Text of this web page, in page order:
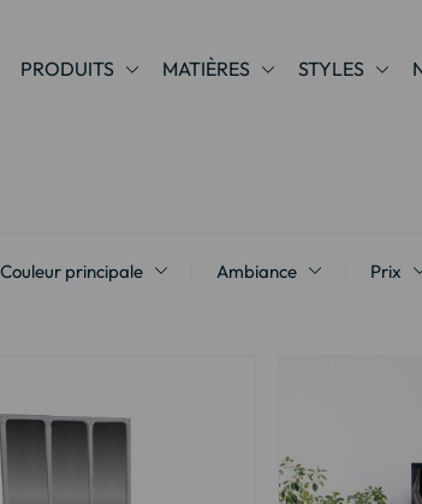
PRODUITS MATIÈRES STYLES
Couleur principale Ambiance Prix